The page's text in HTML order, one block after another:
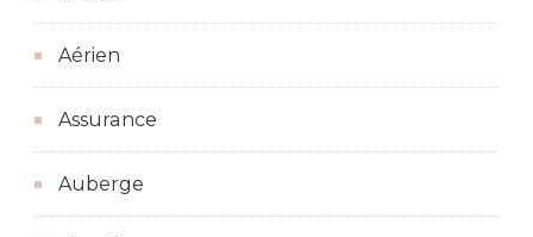
Aérien
Assurance
Auberge